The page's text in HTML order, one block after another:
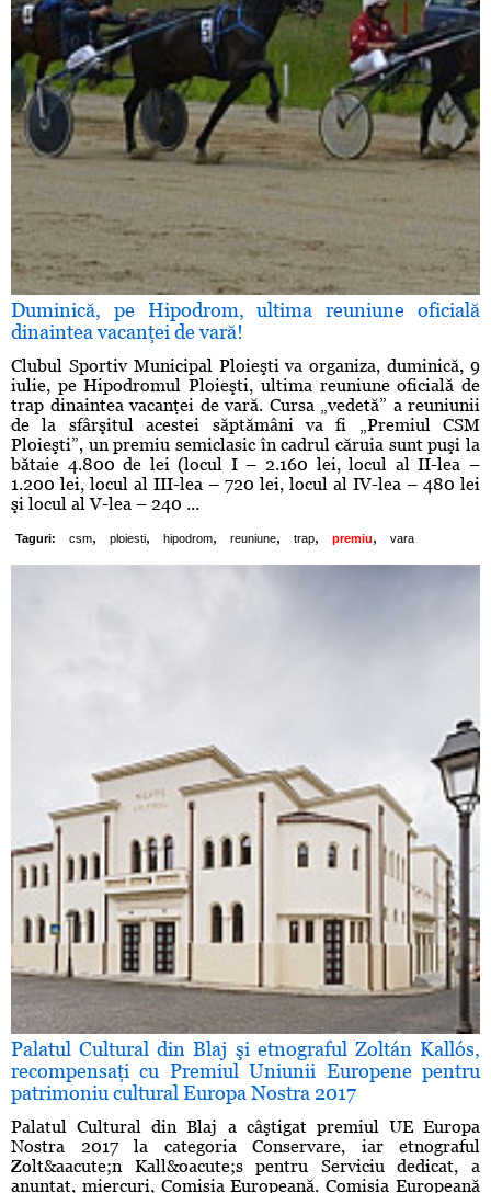
Duminică, pe Hipodrom, ultima reuniune oficială
dinaintea vacanţei de vară!
Clubul Sportiv Municipal Ploieşti va organiza, duminică, 9
iulie, pe Hipodromul Ploieşti, ultima reuniune oficială de
trap dinaintea vacanţei de vară. Cursa „vedetă” a reuniunii
de la sfârşitul acestei săptămâni va fi „Premiul CSM
Ploieşti”, un premiu semiclasic în cadrul căruia sunt puşi la
bătaie 4.800 de lei (locul I – 2.160 lei, locul al II-lea –
1.200 lei, locul al III-lea – 720 lei, locul al IV-lea – 480 lei
şi locul al V-lea – 240 ...
Taguri: csm, ploiesti, hipodrom, reuniune, trap, premiu, vara
Palatul Cultural din Blaj şi etnograful Zoltán Kallós,
recompensaţi cu Premiul Uniunii Europene pentru
patrimoniu cultural Europa Nostra 2017
Palatul Cultural din Blaj a câştigat premiul UE Europa
Nostra 2017 la categoria Conservare, iar etnograful
Zolt&aacute;n Kall&oacute;s pentru Serviciu dedicat, a
anunţat, miercuri, Comisia Europeană. Comisia Europeană